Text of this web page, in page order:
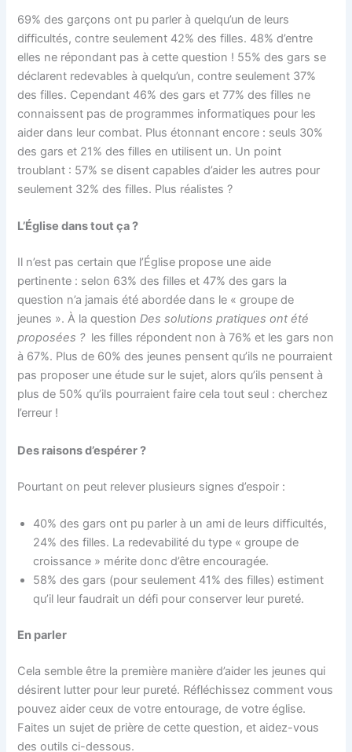
69% des garçons ont pu parler à quelqu’un de leurs
difficultés, contre seulement 42% des filles. 48% d’entre
elles ne répondant pas à cette question ! 55% des gars se
déclarent redevables à quelqu’un, contre seulement 37%
des filles. Cependant 46% des gars et 77% des filles ne
connaissent pas de programmes informatiques pour les
aider dans leur combat. Plus étonnant encore : seuls 30%
des gars et 21% des filles en utilisent un. Un point
troublant : 57% se disent capables d’aider les autres pour
seulement 32% des filles. Plus réalistes ?
L’Église dans tout ça ?
Il n’est pas certain que l’Église propose une aide
pertinente : selon 63% des filles et 47% des gars la
question n’a jamais été abordée dans le « groupe de
jeunes ». À la questionDes solutions pratiques ont été
proposées ? les filles répondent non à 76% et les gars non
à 67%. Plus de 60% des jeunes pensent qu’ils ne pourraient
pas proposer une étude sur le sujet, alors qu’ils pensent à
plus de 50% qu’ils pourraient faire cela tout seul : cherchez
l’erreur !
Des raisons d’espérer ?
Pourtant on peut relever plusieurs signes d’espoir :
40% des gars ont pu parler à un ami de leurs difficultés,
24% des filles. La redevabilité du type « groupe de
croissance » mérite donc d’être encouragée.
58% des gars (pour seulement 41% des filles) estiment
qu’il leur faudrait un défi pour conserver leur pureté.
En parler
Cela semble être la première manière d’aider les jeunes qui
désirent lutter pour leur pureté. Réfléchissez comment vous
pouvez aider ceux de votre entourage, de votre église.
Faites un sujet de prière de cette question, et aidez-vous
des outils ci-dessous.